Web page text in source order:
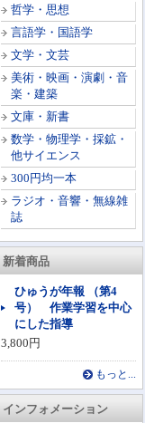
哲学・思想
言語学・国語学
文学・文芸
美術・映画・演劇・音
楽・建築
文庫・新書
数学・物理学・採鉱・
他サイエンス
300円均一本
ラジオ・音響・無線雑
誌
新着商品
ひゅうが年報 （第4
号） 作業学習を中心
にした指導
3,800円
もっと...
インフォメーション